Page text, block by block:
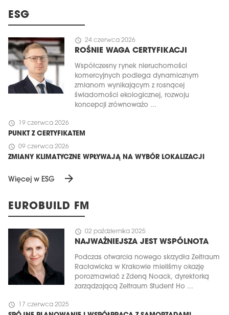
ESG
schedule 24 czerwca 2026
ROŚNIE WAGA CERTYFIKACJI
Współczesny rynek nieruchomości
komercyjnych podlega dynamicznym
zmianom wynikającym z rosnącej
świadomości ekologicznej, rozwoju
koncepcji zrównoważo ...
schedule 19 czerwca 2026
PUNKT Z CERTYFIKATEM
schedule 09 czerwca 2026
ZMIANY KLIMATYCZNE WPŁYWAJĄ NA WYBÓR LOKALIZACJI
Więcej w ESG arrow_forward
EUROBUILD FM
schedule 02 października 2025
NAJWAŻNIEJSZA JEST WSPÓLNOTA
Podczas otwarcia nowego skrzydła Zeitraum
Racławicka w Krakowie mieliśmy okazję
porozmawiać z Zdeną Noack, dyrektorką
zarządzającą Zeitraum Student Ho ...
schedule 17 czerwca 2025